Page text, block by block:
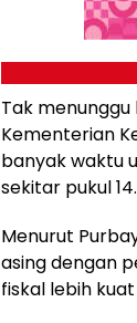
Tak
Kementerian
banyak waktu
sekitar pukul
Menurut
asing dengan
fiskal lebih